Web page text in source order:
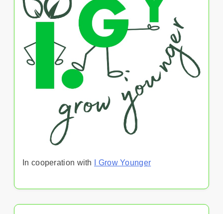
In cooperation with I Grow Younger